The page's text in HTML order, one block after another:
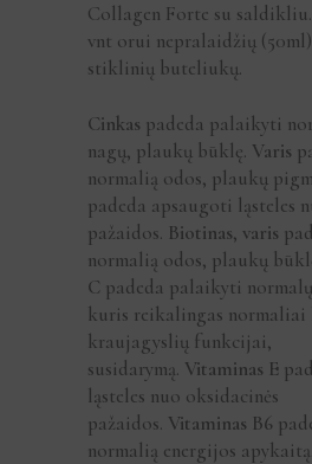
Collagen Forte su
vnt orui nepralaidžių (50ml)
stiklinių buteliukų.
Cinkas padeda palaikyti
nagų, plaukų būklę. Varis
normalią odos, plaukų
padeda apsaugoti ląsteles
pažaidos. Biotinas, varis
normalią odos, plaukų
C padeda palaikyti
kuris reikalingas
kraujagyslių funkcijai,
susidarymą. Vitaminas E
ląsteles nuo oksidacinės
pažaidos. Vitaminas B6
normalią energijos